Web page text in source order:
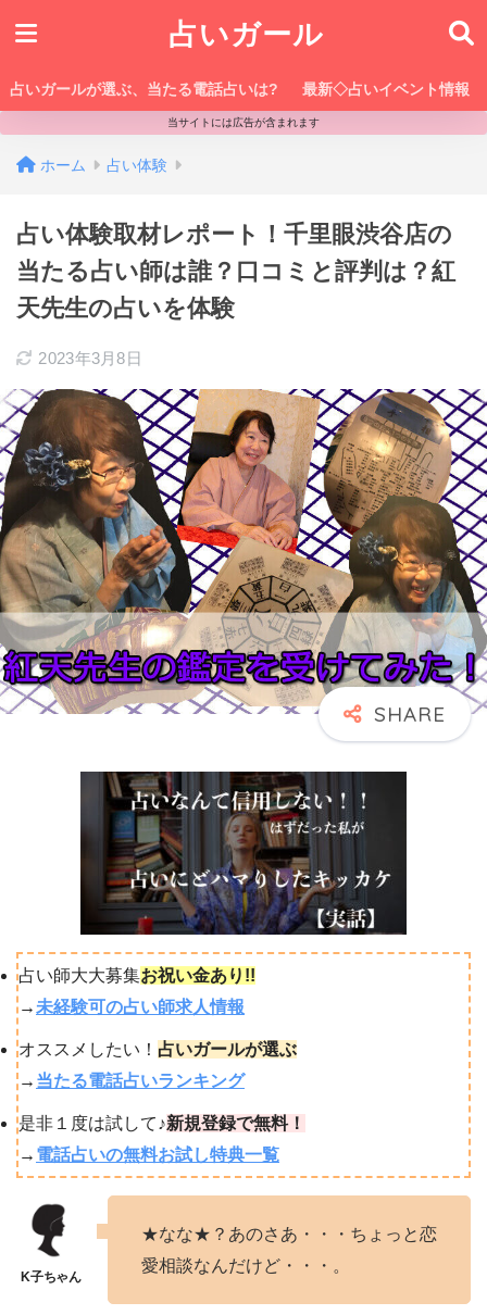
占いガール
占いガールが選ぶ、当たる電話占いは? 最新◇占いイベント情報
当サイトには広告が含まれます
ホーム 占い体験
占い体験取材レポート！千里眼渋谷店の
当たる占い師は誰？口コミと評判は？紅
天先生の占いを体験
2023年3月8日
占い師大大募集お祝い金あり!!
→未経験可の占い師求人情報
オススメしたい！ 占いガールが選ぶ
→ 当たる電話占いランキング
是非１度は試して♪新規登録で無料！
→ 電話占いの無料お試し特典一覧
★なな★？あのさあ・・・ちょっと恋
愛相談なんだけど・・・。